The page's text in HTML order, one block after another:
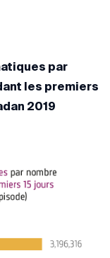
par
les premiers
2019